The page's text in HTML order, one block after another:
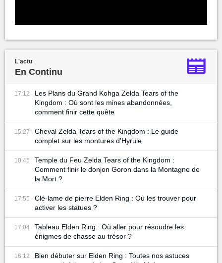
L'actu
En Continu
17:12
Les Plans du Grand Kohga Zelda Tears of the
Kingdom : Où sont les mines abandonnées,
comment finir cette quête
15:27
Cheval Zelda Tears of the Kingdom : Le guide
complet sur les montures d'Hyrule
10:45
Temple du Feu Zelda Tears of the Kingdom :
Comment finir le donjon Goron dans la Montagne de
la Mort ?
17:55
Clé-lame de pierre Elden Ring : Où les trouver pour
activer les statues ?
17:04
Tableau Elden Ring : Où aller pour résoudre les
énigmes de chasse au trésor ?
16:12
Bien débuter sur Elden Ring : Toutes nos astuces